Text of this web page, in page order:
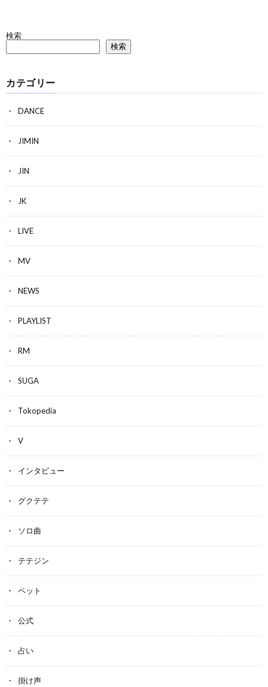
検索
検索
カテゴリー
DANCE
JIMIN
JIN
JK
LIVE
MV
NEWS
PLAYLIST
RM
SUGA
Tokopedia
V
インタビュー
グクテテ
ソロ曲
テテジン
ペット
公式
占い
掛け声